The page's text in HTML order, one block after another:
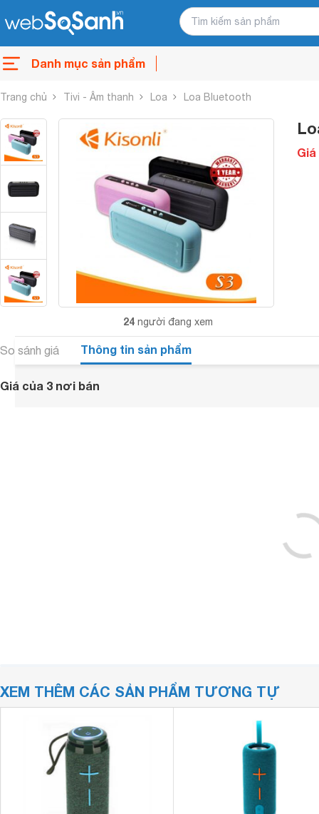
Danh mục sản phẩm
Trang chủ Tivi - Âm thanh Loa Loa Bluetooth
24 người đang xem
So sánh giá Thông tin sản phẩm
Giá của 3 nơi bán
XEM THÊM CÁC SẢN PHẨM TƯƠNG TỰ